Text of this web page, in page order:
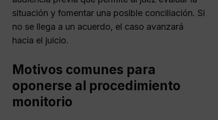
situación y fomentar una posible conciliación. Si
no se llega a un acuerdo, el caso avanzará
hacia el juicio.
Motivos comunes para
oponerse al procedimiento
monitorio